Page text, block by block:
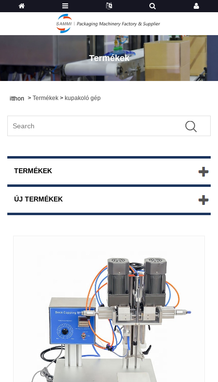
Termékek
itthon > Termékek > kupakoló gép
TERMÉKEK
ÚJ TERMÉKEK